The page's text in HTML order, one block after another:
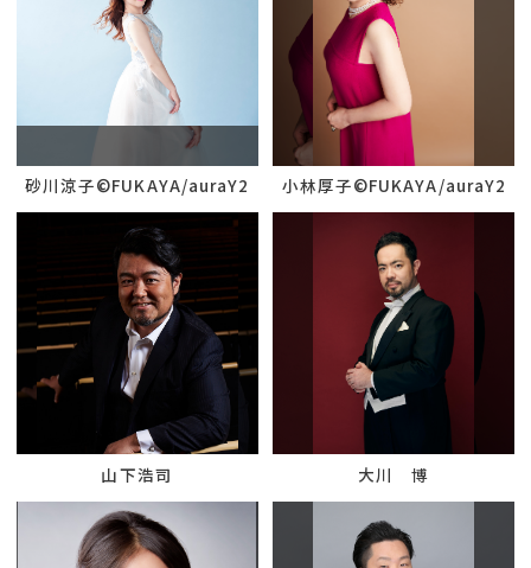
砂川涼子©︎FUKAYA/auraY2 小林厚子©︎FUKAYA/auraY2
山下浩司 大川 博